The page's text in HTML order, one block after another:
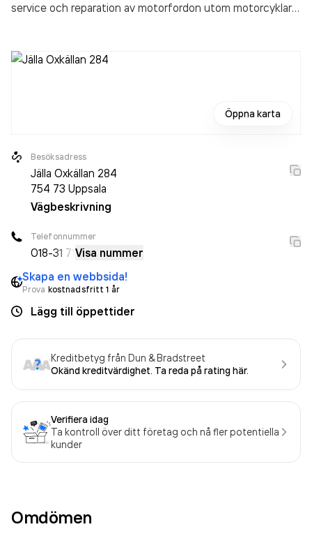
service och reparation av motorfordon utom motorcyklari
Öppna karta
Besöksadress
Jälla Oxkällan 284
754 73 Uppsala
Vägbeskrivning
Telefonnummer
018-31 71Visa nummer
Skapa en webbsida!
Prova kostnadsfritt 1 år
Lägg till öppettider
Kreditbetyg från Dun & Bradstreet
Okänd kreditvärdighet. Ta reda på rating här.
Verifiera idag
Ta kontroll över ditt företag och nå fler potentiella
kunder
Omdömen